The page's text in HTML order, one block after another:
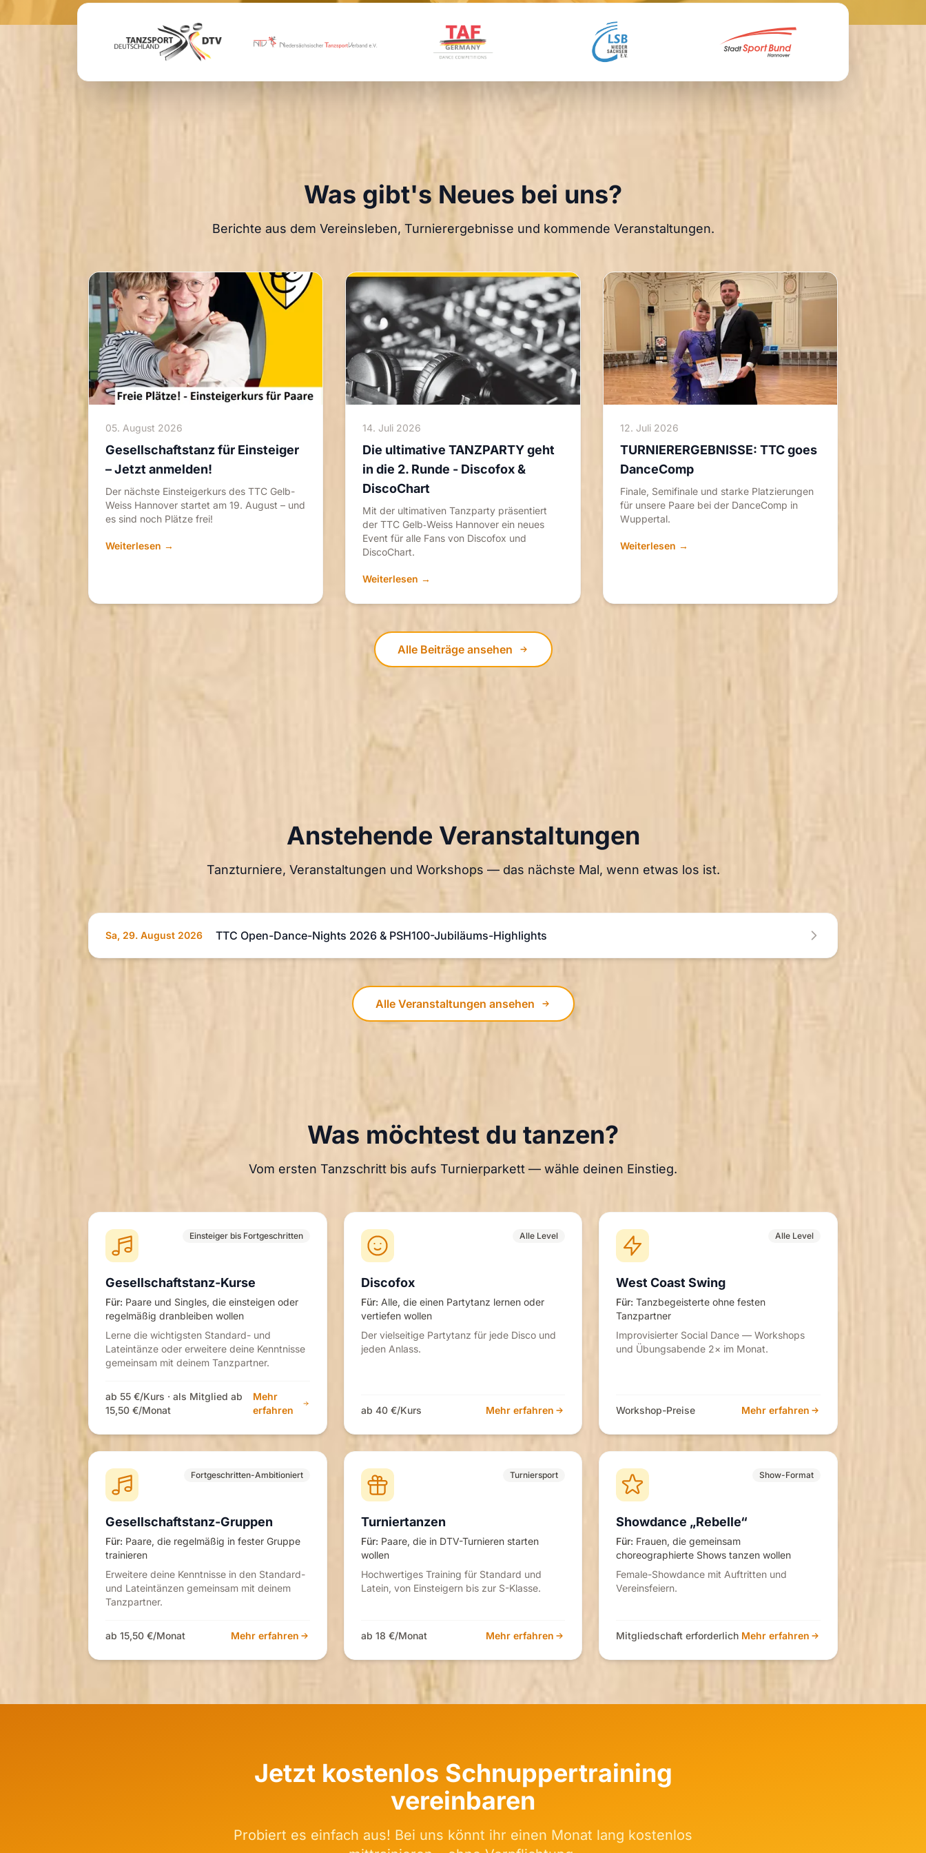
Was gibt's Neues bei uns?
Berichte aus dem Vereinsleben, Turnierergebnisse und kommende Veranstaltungen.
05. August 2026
Gesellschaftstanz für Einsteiger
– Jetzt anmelden!
Der nächste Einsteigerkurs des TTC Gelb-
Weiss Hannover startet am 19. August – und
es sind noch Plätze frei!
Weiterlesen →
14. Juli 2026
Die ultimative TANZPARTY geht
in die 2. Runde - Discofox &
DiscoChart
Mit der ultimativen Tanzparty präsentiert
der TTC Gelb‑Weiss Hannover ein neues
Event für alle Fans von Discofox und
DiscoChart.
Weiterlesen →
12. Juli 2026
TURNIERERGEBNISSE: TTC goes
DanceComp
Finale, Semifinale und starke Platzierungen
für unsere Paare bei der DanceComp in
Wuppertal.
Weiterlesen →
Alle Beiträge ansehen
Anstehende Veranstaltungen
Tanzturniere, Veranstaltungen und Workshops — das nächste Mal, wenn etwas los ist.
Sa, 29. August 2026 TTC Open-Dance-Nights 2026 & PSH100-Jubiläums-Highlights
Alle Veranstaltungen ansehen
Was möchtest du tanzen?
Vom ersten Tanzschritt bis aufs Turnierparkett — wähle deinen Einstieg.
Einsteiger bis Fortgeschritten
Gesellschaftstanz-Kurse
Für: Paare und Singles, die einsteigen oder
regelmäßig dranbleiben wollen
Lerne die wichtigsten Standard- und
Lateintänze oder erweitere deine Kenntnisse
gemeinsam mit deinem Tanzpartner.
ab 55 €/Kurs · als Mitglied ab
15,50 €/Monat
Mehr
erfahren
Alle Level
Discofox
Für: Alle, die einen Partytanz lernen oder
vertiefen wollen
Der vielseitige Partytanz für jede Disco und
jeden Anlass.
ab 40 €/Kurs Mehr erfahren
Alle Level
West Coast Swing
Für: Tanzbegeisterte ohne festen
Tanzpartner
Improvisierter Social Dance — Workshops
und Übungsabende 2× im Monat.
Workshop-Preise Mehr erfahren
Fortgeschritten-Ambitioniert
Gesellschaftstanz-Gruppen
Für: Paare, die regelmäßig in fester Gruppe
trainieren
Erweitere deine Kenntnisse in den Standard-
und Lateintänzen gemeinsam mit deinem
Tanzpartner.
ab 15,50 €/Monat Mehr erfahren
Turniersport
Turniertanzen
Für: Paare, die in DTV-Turnieren starten
wollen
Hochwertiges Training für Standard und
Latein, von Einsteigern bis zur S-Klasse.
ab 18 €/Monat Mehr erfahren
Show-Format
Showdance „Rebelle“
Für: Frauen, die gemeinsam
choreographierte Shows tanzen wollen
Female-Showdance mit Auftritten und
Vereinsfeiern.
Mitgliedschaft erforderlich Mehr erfahren
Jetzt kostenlos Schnuppertraining
vereinbaren
Probiert es einfach aus! Bei uns könnt ihr einen Monat lang kostenlos